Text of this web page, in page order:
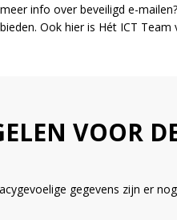
info over beveiligd e-
Ook hier is Hét ICT Team
VOOR
gegevens zijn er